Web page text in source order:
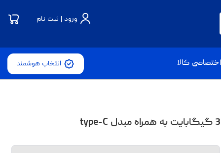
ورود | ثبت نام
کالا انتخاب هوشمند